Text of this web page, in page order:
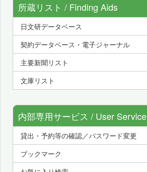
所蔵リスト / Finding Aids
日文研データベース
契約データベース・電子ジャーナル
主要新聞リスト
文庫リスト
内部専用サービス / User Service
貸出・予約等の確認／パスワード変更
ブックマーク